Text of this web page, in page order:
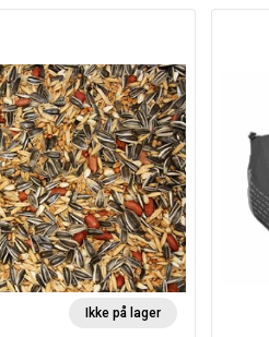
Ikke på lager